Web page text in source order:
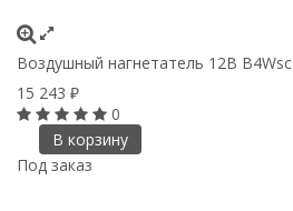
Воздушный нагнетатель 12В B4Wsc
15 243 ₽
0
В корзину
Под заказ